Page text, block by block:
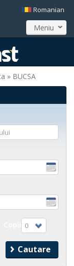
Romanian
Meniu
» BUCSA
0